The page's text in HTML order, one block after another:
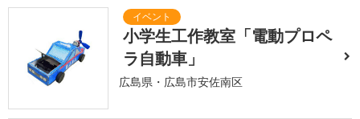
小学生工作教室「電動プロペ
ラ自動車」
広島県・広島市安佐南区